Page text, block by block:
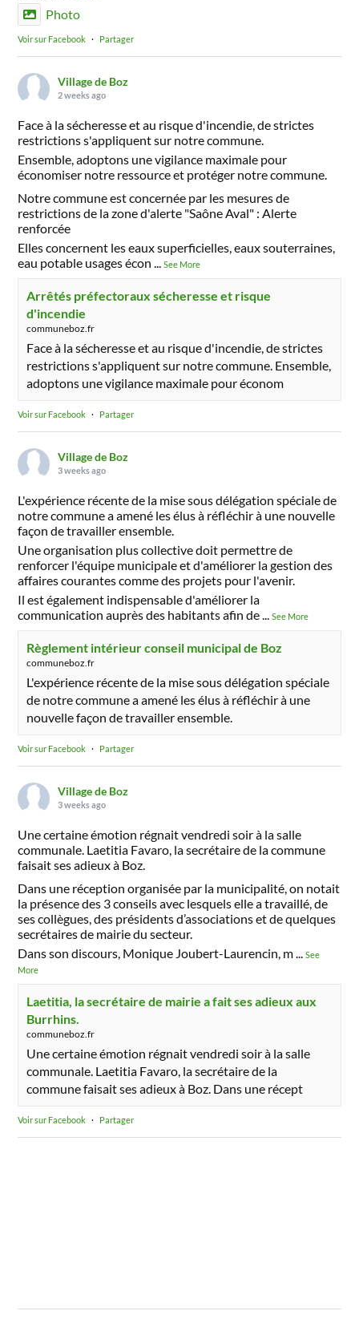
Photo
Voir sur Facebook · Partager
Village de Boz
2 weeks ago
Face à la sécheresse et au risque d'incendie, de strictes
restrictions s'appliquent sur notre commune.
Ensemble, adoptons une vigilance maximale pour
économiser notre ressource et protéger notre commune.
Notre commune est concernée par les mesures de
restrictions de la zone d'alerte "Saône Aval" : Alerte
renforcée
Elles concernent les eaux superficielles, eaux souterraines,
eau potable usages écon ...See More
Arrêtés préfectoraux sécheresse et risque
d'incendie
communeboz.fr
Face à la sécheresse et au risque d'incendie, de strictes
restrictions s'appliquent sur notre commune. Ensemble,
adoptons une vigilance maximale pour économ
Voir sur Facebook · Partager
Village de Boz
3 weeks ago
L'expérience récente de la mise sous délégation spéciale de
notre commune a amené les élus à réfléchir à une nouvelle
façon de travailler ensemble.
Une organisation plus collective doit permettre de
renforcer l'équipe municipale et d'améliorer la gestion des
affaires courantes comme des projets pour l'avenir.
Il est également indispensable d'améliorer la
communication auprès des habitants afin de...See More
Règlement intérieur conseil municipal de Boz
communeboz.fr
L'expérience récente de la mise sous délégation spéciale
de notre commune a amené les élus à réfléchir à une
nouvelle façon de travailler ensemble.
Voir sur Facebook · Partager
Village de Boz
3 weeks ago
Une certaine émotion régnait vendredi soir à la salle
communale. Laetitia Favaro, la secrétaire de la commune
faisait ses adieux à Boz.
Dans une réception organisée par la municipalité, on notait
la présence des 3 conseils avec lesquels elle a travaillé, de
ses collègues, des présidents d’associations et de quelques
secrétaires de mairie du secteur.
Dans son discours, Monique Joubert-Laurencin, m...See
More
Laetitia, la secrétaire de mairie a fait ses adieux aux
Burrhins.
communeboz.fr
Une certaine émotion régnait vendredi soir à la salle
communale. Laetitia Favaro, la secrétaire de la
commune faisait ses adieux à Boz. Dans une récept
Voir sur Facebook · Partager